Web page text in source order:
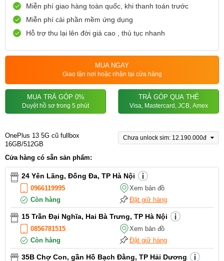
Miễn phí giao hàng toàn quốc, khi thanh toán trước
Miễn phí cài phần mềm ứng dụng
Hỗ trợ thu lại lên đời giá cao , thủ tục nhanh
MUA NGAY
Giao tận nơi hoặc nhận tại cửa hàng
MUA TRẢ GÓP 0%
Duyệt hồ sơ trong 5 phút
TRẢ GÓP QUA THẺ
Visa, Mastercard, JCB, Amex
OnePlus 13 5G cũ fullbox
16GB/512GB
Chưa unlock sim: 12.190.000đ
Cửa hàng có sẵn sản phẩm:
24 Yên Lãng, Đống Đa, TP Hà Nội
0966119995
Xem bản đồ
Còn hàng
Đặt giữ hàng
15 Trần Đại Nghĩa, Hai Bà Trưng, TP Hà Nội
0856781515
Xem bản đồ
Còn hàng
Đặt giữ hàng
35B Chợ Con, gần Hồ Bạch Đằng, TP Hải Dương